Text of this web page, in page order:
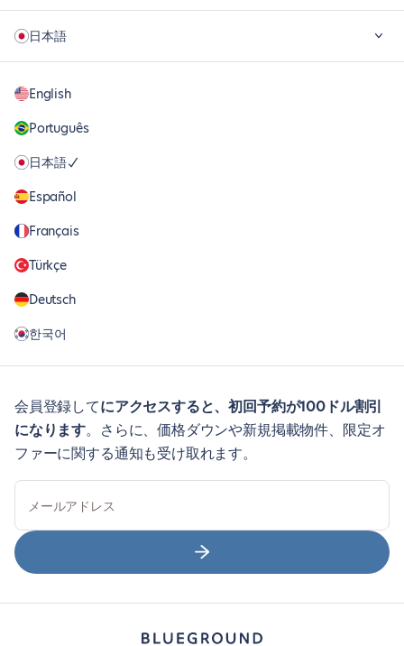
日本語
English
Português
日本語
Español
Français
Türkçe
Deutsch
한국어
会員登録してにアクセスすると、初回予約が100ドル割引
になります。さらに、価格ダウンや新規掲載物件、限定オ
ファーに関する通知も受け取れます。
メールアドレス